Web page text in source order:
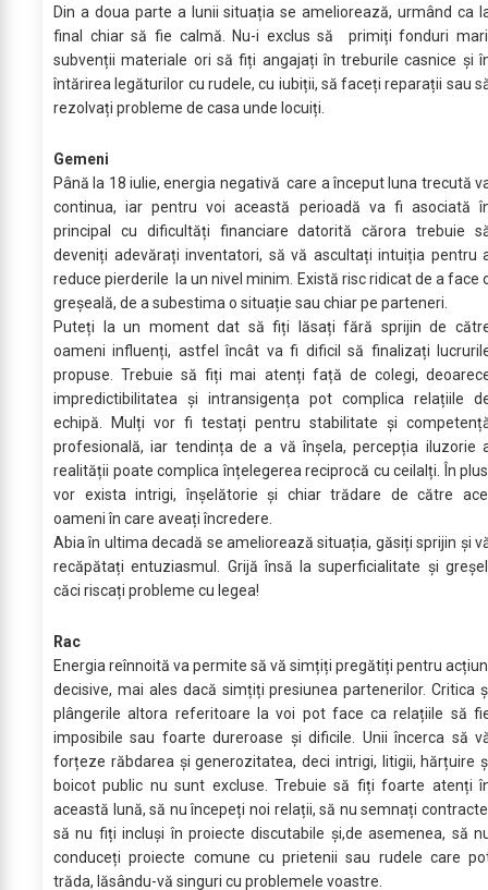
Din a doua parte a lunii situația se ameliorează, urmând ca
final chiar să fie calmă. Nu-i exclus să primiți fonduri
subvenții materiale ori să fiți angajați în treburile casnice și
întărirea legăturilor cu rudele, cu iubiții, să faceți reparații sau
rezolvați probleme de casa unde locuiți.
Gemeni
Până la 18 iulie, energia negativă care a început luna trecută
continua, iar pentru voi această perioadă va fi asociată
principal cu dificultăți financiare datorită cărora trebuie
deveniți adevărați inventatori, să vă ascultați intuiția pentru
reduce pierderile la un nivel minim. Există risc ridicat de a face
greșeală, de a subestima o situație sau chiar pe parteneri.
Puteți la un moment dat să fiți lăsați fără sprijin de
oameni influenți, astfel încât va fi dificil să finalizați
propuse. Trebuie să fiți mai atenți față de colegi,
impredictibilitatea și intransigența pot complica relațiile
echipă. Mulți vor fi testați pentru stabilitate și
profesională, iar tendința de a vă înșela, percepția iluzorie
realității poate complica înțelegerea reciprocă cu ceilalți. În
vor exista intrigi, înșelătorie și chiar trădare de către
oameni în care aveați încredere.
Abia în ultima decadă se ameliorează situația, găsiți sprijin și
recăpătați entuziasmul. Grijă însă la superficialitate și
căci riscați probleme cu legea!
Rac
Energia reînnoită va permite să vă simțiți pregătiți pentru
decisive, mai ales dacă simțiți presiunea partenerilor. Critica
plângerile altora referitoare la voi pot face ca relațiile să
imposibile sau foarte dureroase și dificile. Unii încerca să
forțeze răbdarea și generozitatea, deci intrigi, litigii, hărțuire
boicot public nu sunt excluse. Trebuie să fiți foarte atenți
această lună, să nu începeți noi relații, să nu semnați
să nu fiți incluși în proiecte discutabile și,de asemenea, să
conduceți proiecte comune cu prietenii sau rudele care
trăda, lăsându-vă singuri cu problemele voastre.